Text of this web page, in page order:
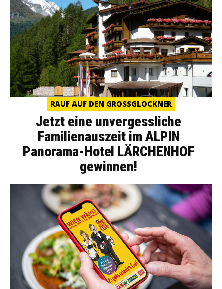
RAUF AUF DEN GROSSGLOCKNER
Jetzt eine unvergessliche
Familienauszeit im ALPIN
Panorama-Hotel LÄRCHENHOF
gewinnen!